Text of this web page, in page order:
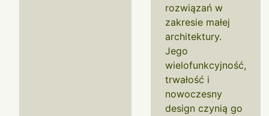
rozwiązań w
zakresie małej
architektury.
Jego
wielofunkcyjność,
trwałość i
nowoczesny
design czynią go